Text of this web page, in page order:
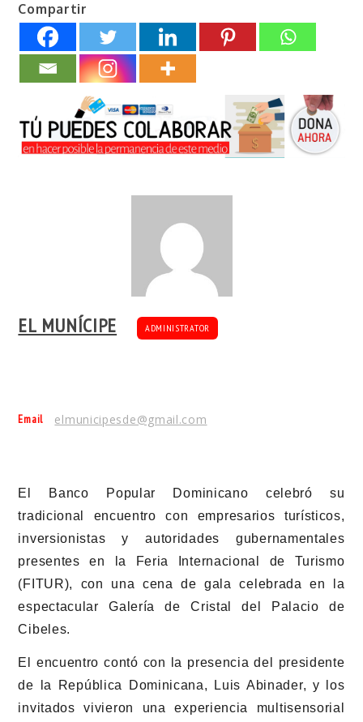
Compartir
EL MUNÍCIPE ADMINISTRATOR
Email elmunicipesde@gmail.com
El Banco Popular Dominicano celebró su
tradicional encuentro con empresarios turísticos,
inversionistas y autoridades gubernamentales
presentes en la Feria Internacional de Turismo
(FITUR), con una cena de gala celebrada en la
espectacular Galería de Cristal del Palacio de
Cibeles.
El encuentro contó con la presencia del presidente
de la República Dominicana, Luis Abinader, y los
invitados vivieron una experiencia multisensorial